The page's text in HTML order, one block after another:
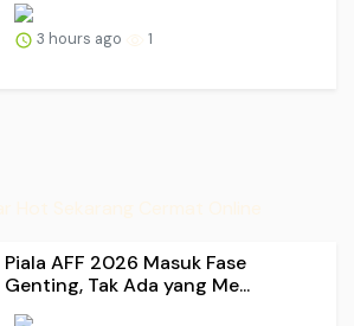
3 hours ago 1
Piala AFF 2026 Masuk Fase
Genting, Tak Ada yang Me...